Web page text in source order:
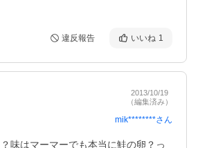
違反報告 いいね 1
2013/10/19
（編集済み）
mik********さん
味はマーマーでも本当に鮭の卵？っ